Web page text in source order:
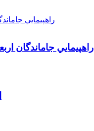
راهپيمايي جاماندگان